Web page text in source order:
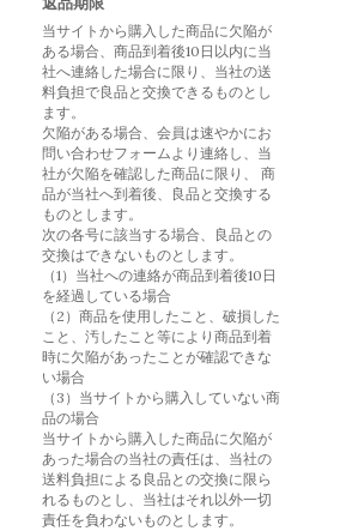
当サイトから購入した商品に欠陥が
ある場合、商品到着後10日以内に当
社へ連絡した場合に限り、当社の送
料負担で良品と交換できるものとし
ます。
欠陥がある場合、会員は速やかにお
問い合わせフォームより連絡し、当
社が欠陥を確認した商品に限り、 商
品が当社へ到着後、良品と交換する
ものとします。
次の各号に該当する場合、良品との
交換はできないものとします。
（1）当社への連絡が商品到着後10日
を経過している場合
（2）商品を使用したこと、破損した
こと、汚したこと等により商品到着
時に欠陥があったことが確認できな
い場合
（3）当サイトから購入していない商
品の場合
当サイトから購入した商品に欠陥が
あった場合の当社の責任は、当社の
送料負担による良品との交換に限ら
れるものとし、当社はそれ以外一切
責任を負わないものとします。